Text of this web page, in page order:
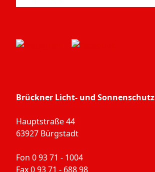
Brückner Licht- und Sonnenschutz
Hauptstraße 44
63927 Bürgstadt
Fon 0 93 71 - 1004
Fax 0 93 71 - 688 98